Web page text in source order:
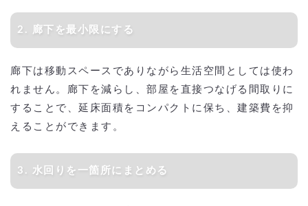
2. 廊下を最小限にする
廊下は移動スペースでありながら生活空間としては使わ
れません。廊下を減らし、部屋を直接つなげる間取りに
することで、延床面積をコンパクトに保ち、建築費を抑
えることができます。
3. 水回りを一箇所にまとめる